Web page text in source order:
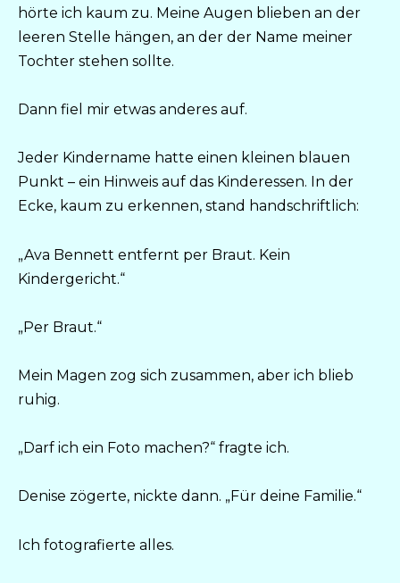
hörte ich kaum zu. Meine Augen blieben an der
leeren Stelle hängen, an der der Name meiner
Tochter stehen sollte.
Dann fiel mir etwas anderes auf.
Jeder Kindername hatte einen kleinen blauen
Punkt – ein Hinweis auf das Kinderessen. In der
Ecke, kaum zu erkennen, stand handschriftlich:
„Ava Bennett entfernt per Braut. Kein
Kindergericht.“
„Per Braut.“
Mein Magen zog sich zusammen, aber ich blieb
ruhig.
„Darf ich ein Foto machen?“ fragte ich.
Denise zögerte, nickte dann. „Für deine Familie.“
Ich fotografierte alles.